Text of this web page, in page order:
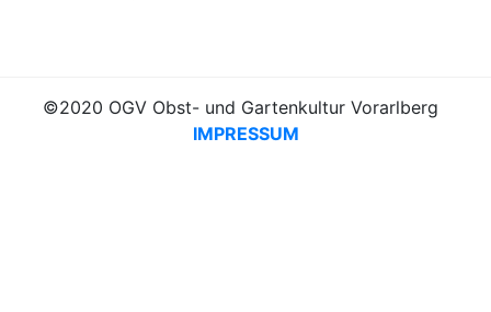
©2020 OGV Obst- und Gartenkultur Vorarlberg
IMPRESSUM